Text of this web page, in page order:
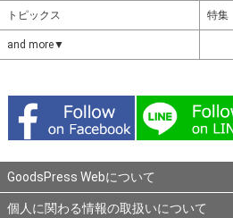
トピックス 特集
and more▼
GoodsPress Webについて
個人に関わる情報の取扱いについて